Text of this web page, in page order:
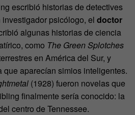
escribió historias de detectives
psicólogo, el doctor
algunas historias de ciencia
como The Green Splotches
en América del Sur, y
aparecían simios inteligentes.
(1928) fueron novelas que
finalmente sería conocido: la
centro de Tennessee.